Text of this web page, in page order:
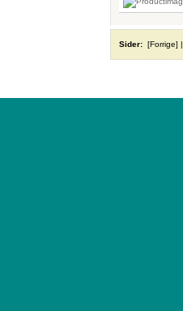
Sider: [Forrige]